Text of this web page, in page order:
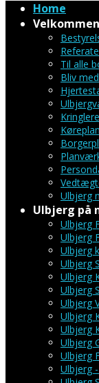
Home
Til alle
Bliv
Ulbjerg
Ulbjerg på
Ulbjerg
Ulbjerg
Ulbjerg
Ulbjerg
Ulbjerg
Ulbjerg
Ulbjerg
Ulbjerg
Ulbjerg
Ulbjerg
Ulbjerg
Ulbjerg